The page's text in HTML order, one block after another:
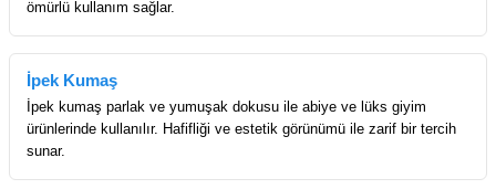
ömürlü kullanım sağlar.
İpek Kumaş
İpek kumaş parlak ve yumuşak dokusu ile abiye ve lüks giyim
ürünlerinde kullanılır. Hafifliği ve estetik görünümü ile zarif bir tercih
sunar.